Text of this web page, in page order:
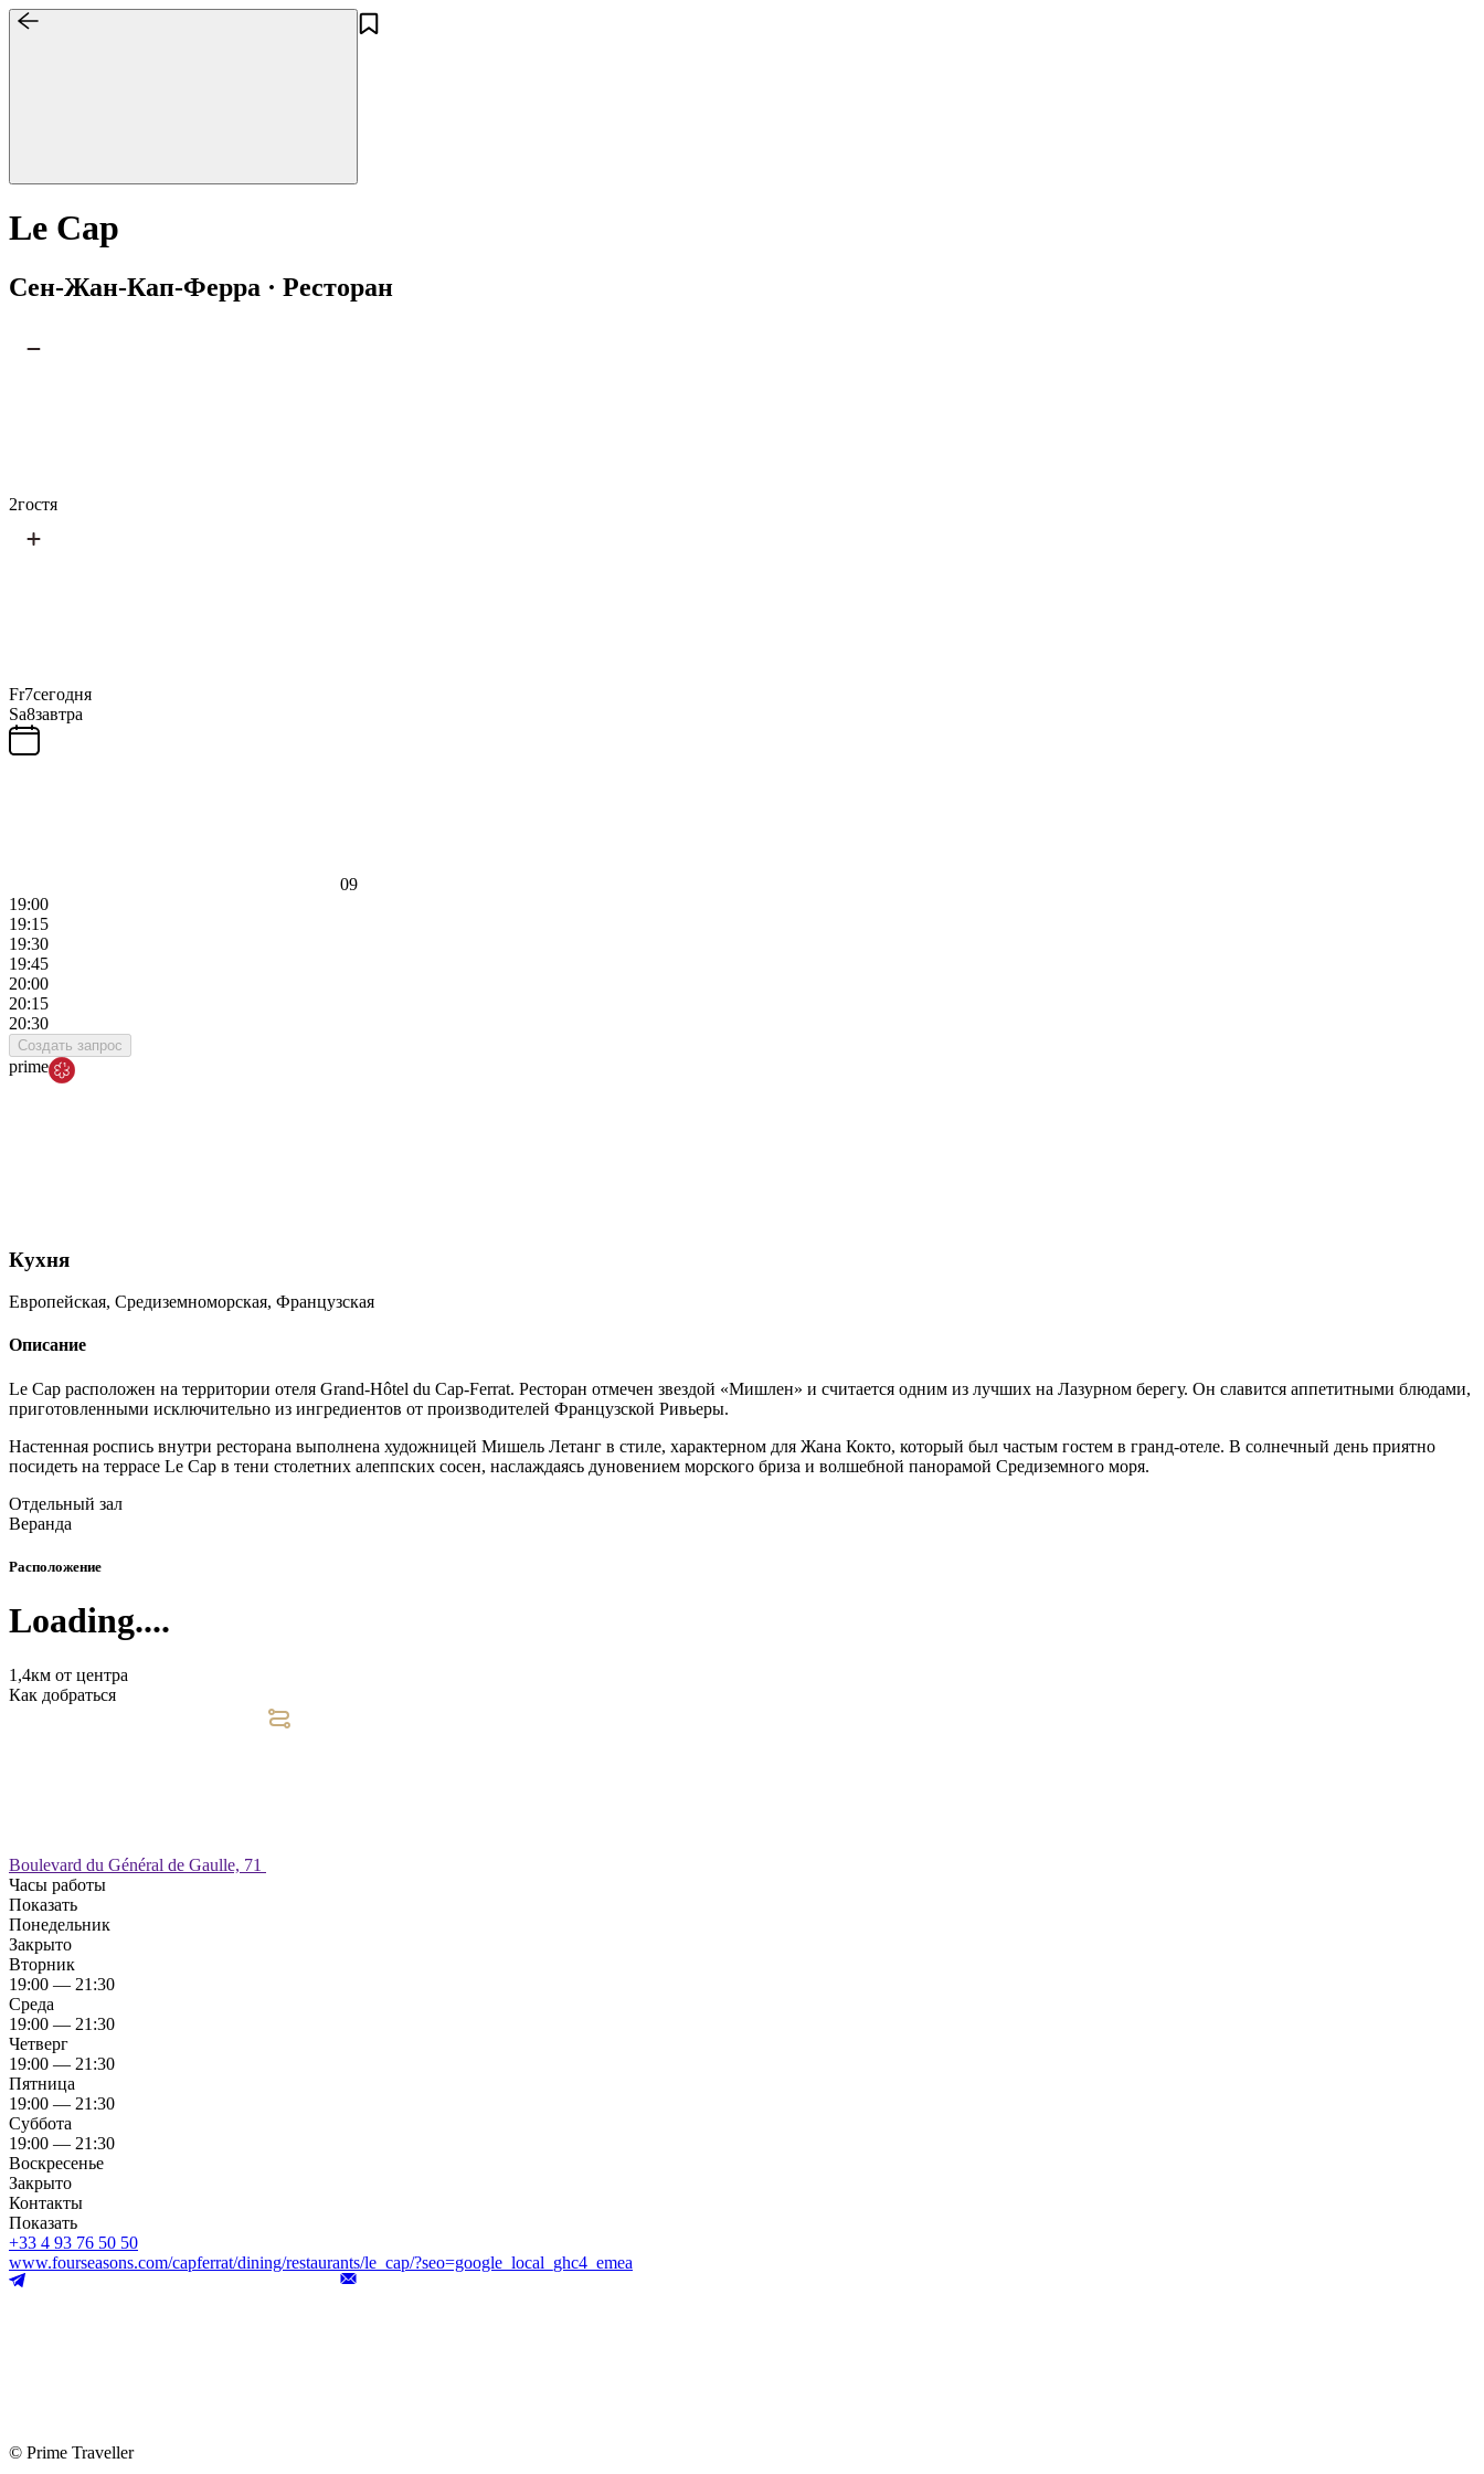
Le Cap
Сен-Жан-Кап-Ферра · Ресторан
2гостя
Fr7сегодня
Sa8завтра
09
19:00
19:15
19:30
19:45
20:00
20:15
20:30
Создать запрос
prime
Кухня
Европейская, Средиземноморская, Французская
Описание
Le Cap расположен на территории отеля Grand-Hôtel du Cap-Ferrat. Ресторан отмечен звездой «Мишлен» и считается одним из лучших на Лазурном берегу. Он славится аппетитными блюдами,
приготовленными исключительно из ингредиентов от производителей Французской Ривьеры.
Настенная роспись внутри ресторана выполнена художницей Мишель Летанг в стиле, характерном для Жана Кокто, который был частым гостем в гранд-отеле. В солнечный день приятно
посидеть на террасе Le Cap в тени столетних алеппских сосен, наслаждаясь дуновением морского бриза и волшебной панорамой Средиземного моря.
Отдельный зал
Веранда
Расположение
Loading....
1,4км от центра
Как добраться
Boulevard du Général de Gaulle, 71
Часы работы
Показать
Понедельник
Закрыто
Вторник
19:00 — 21:30
Среда
19:00 — 21:30
Четверг
19:00 — 21:30
Пятница
19:00 — 21:30
Суббота
19:00 — 21:30
Воскресенье
Закрыто
Контакты
Показать
+33 4 93 76 50 50
www.fourseasons.com/capferrat/dining/restaurants/le_cap/?seo=google_local_ghc4_emea
© Prime Traveller